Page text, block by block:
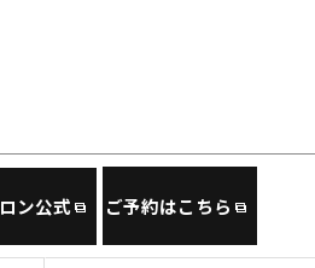
ン公式 ご予約はこちら